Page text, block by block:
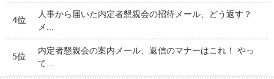
4位
人事から届いた内定者懇親会の招待メール、どう返す？
メ...
5位
内定者懇親会の案内メール、返信のマナーはこれ！ やっ
て...